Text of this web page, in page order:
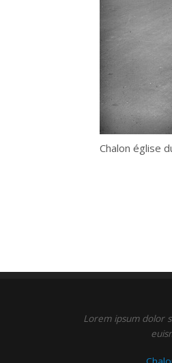
Chalon église
Lorem ipsum dolor